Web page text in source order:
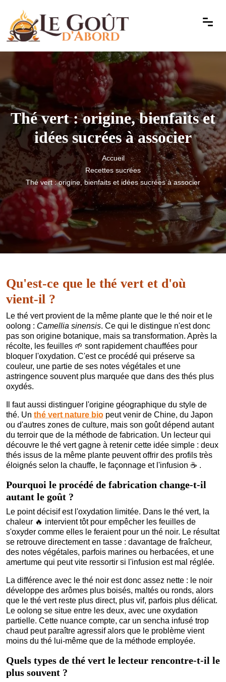
Thé vert : origine, bienfaits et
idées sucrées à associer
Accueil
Recettes sucrées
Thé vert : origine, bienfaits et idées sucrées à associer
Qu'est-ce que le thé vert et d'où
vient-il ?
Le thé vert provient de la même plante que le thé noir et le
oolong : Camellia sinensis. Ce qui le distingue n'est donc
pas son origine botanique, mais sa transformation. Après la
récolte, les feuilles 🌱 sont rapidement chauffées pour
bloquer l'oxydation. C'est ce procédé qui préserve sa
couleur, une partie de ses notes végétales et une
astringence souvent plus marquée que dans des thés plus
oxydés.
Il faut aussi distinguer l'origine géographique du style de
thé. Un thé vert nature bio peut venir de Chine, du Japon
ou d'autres zones de culture, mais son goût dépend autant
du terroir que de la méthode de fabrication. Un lecteur qui
découvre le thé vert gagne à retenir cette idée simple : deux
thés issus de la même plante peuvent offrir des profils très
éloignés selon la chauffe, le façonnage et l'infusion ☕ .
Pourquoi le procédé de fabrication change-t-il
autant le goût ?
Le point décisif est l'oxydation limitée. Dans le thé vert, la
chaleur 🔥 intervient tôt pour empêcher les feuilles de
s'oxyder comme elles le feraient pour un thé noir. Le résultat
se retrouve directement en tasse : davantage de fraîcheur,
des notes végétales, parfois marines ou herbacées, et une
amertume qui peut vite ressortir si l'infusion est mal réglée.
La différence avec le thé noir est donc assez nette : le noir
développe des arômes plus boisés, maltés ou ronds, alors
que le thé vert reste plus direct, plus vif, parfois plus délicat.
Le oolong se situe entre les deux, avec une oxydation
partielle. Cette nuance compte, car un sencha infusé trop
chaud peut paraître agressif alors que le problème vient
moins du thé lui-même que de la méthode employée.
Quels types de thé vert le lecteur rencontre-t-il le
plus souvent ?